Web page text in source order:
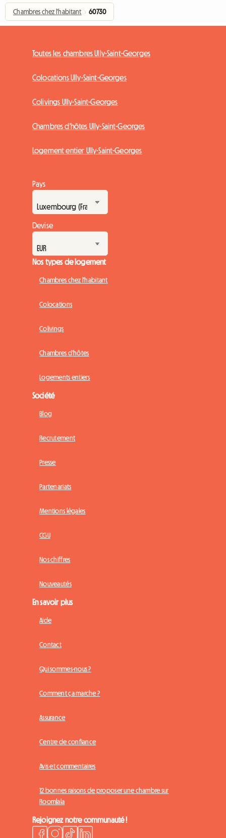
Chambres chez l'habitant › 60730
Toutes les chambres Ully-Saint-Georges
Colocations Ully-Saint-Georges
Colivings Ully-Saint-Georges
Chambres d'hôtes Ully-Saint-Georges
Logement entier Ully-Saint-Georges
Pays
Devise
Nos types de logement
Chambres chez l'habitant
Colocations
Colivings
Chambres d'hôtes
Logements entiers
Société
Blog
Recrutement
Presse
Partenariats
Mentions légales
CGU
Nos chiffres
Nouveautés
En savoir plus
Aide
Contact
Qui sommes-nous ?
Comment ça marche ?
Assurance
Centre de confiance
Avis et commentaires
12 bonnes raisons de proposer une chambre sur
Roomlala
Rejoignez notre communauté !